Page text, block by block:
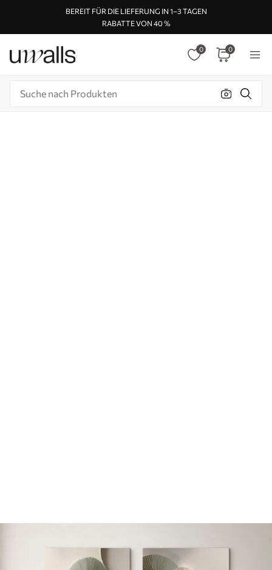
BEREIT FÜR DIE LIEFERUNG IN 1–3 TAGEN
RABATTE VON 40 %
0 0